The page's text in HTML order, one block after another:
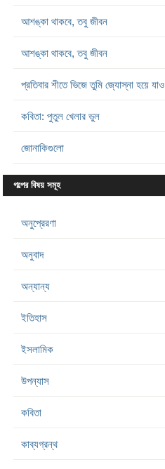
আশঙ্কা থাকবে, তবু জীবন
আশঙ্কা থাকবে, তবু জীবন
প্রতিবার শীতে ভিজে তুমি জ্যোস্না হয়ে যাও
কবিতা: পুতুল খেলার ভুল
জোনাকিগুলো
গল্পের বিষয় সমূহ
অনুপ্রেরণা
অনুবাদ
অন্যান্য
ইতিহাস
ইসলামিক
উপন্যাস
কবিতা
কাব্যগ্রন্থ